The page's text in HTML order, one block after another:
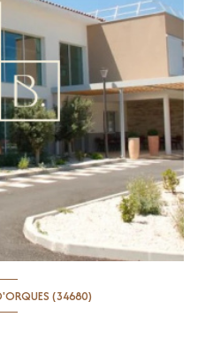
(34680)